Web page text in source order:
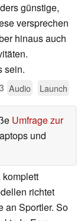
günstige,
versprechen
hinaus auch
sein.
Audio Launch
Umfrage zur
und
komplett
richtet
an Sportler. So